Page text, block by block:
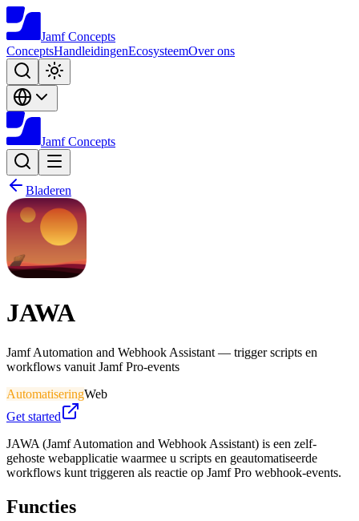
Jamf Concepts
ConceptsHandleidingenEcosysteemOver ons
Jamf Concepts
Bladeren
JAWA
Jamf Automation and Webhook Assistant — trigger scripts en
workflows vanuit Jamf Pro-events
AutomatiseringWeb
Get started
JAWA (Jamf Automation and Webhook Assistant) is een zelf-
gehoste webapplicatie waarmee u scripts en geautomatiseerde
workflows kunt triggeren als reactie op Jamf Pro webhook-events.
Functies